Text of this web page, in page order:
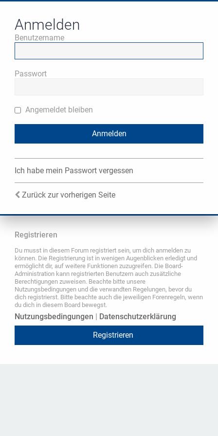
Anmelden
Benutzername
Passwort
Angemeldet bleiben
Ich habe mein Passwort vergessen
Zurück zur vorherigen Seite
Registrieren
Du musst in diesem Forum registriert sein, um dich anmelden zu
können. Die Registrierung ist in wenigen Augenblicken erledigt und
ermöglicht dir, auf weitere Funktionen zuzugreifen. Die Board-
Administration kann registrierten Benutzern auch zusätzliche
Berechtigungen zuweisen. Beachte bitte unsere
Nutzungsbedingungen und die verwandten Regelungen, bevor du
dich registrierst. Bitte beachte auch die jeweiligen Forenregeln, wenn
du dich in diesem Board bewegst.
Nutzungsbedingungen
Datenschutzerklärung
Registrieren